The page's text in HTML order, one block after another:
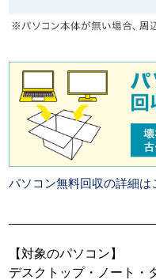
パソコン無料回収の詳細は
【対象のパソコン】
デスクトップ・ノート